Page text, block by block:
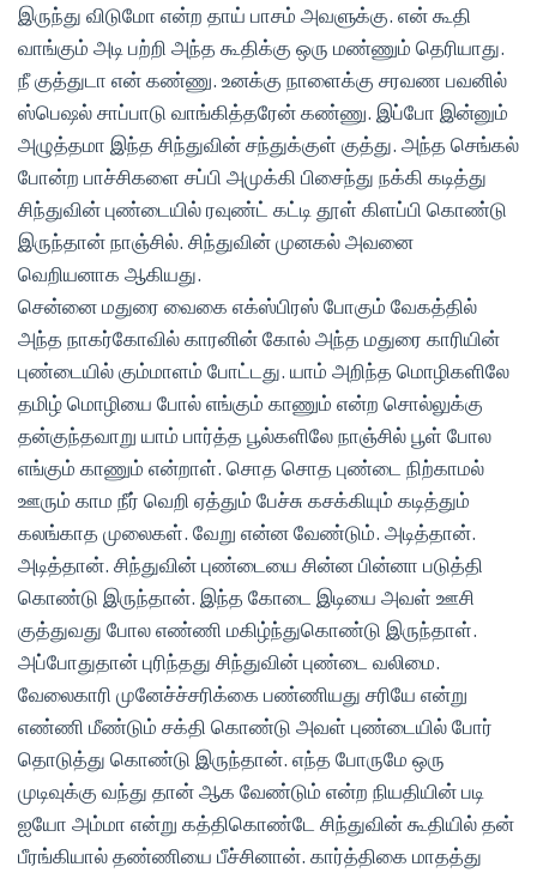
இருந்து விடுமோ என்ற தாய் பாசம் அவளுக்கு. என் கூதி
வாங்கும் அடி பற்றி அந்த கூதிக்கு ஒரு மண்ணும் தெரியாது.
நீ குத்துடா என் கண்ணு. உனக்கு நாளைக்கு சரவண பவனில்
ஸ்பெஷல் சாப்பாடு வாங்கித்தரேன் கண்ணு. இப்போ இன்னும்
அழுத்தமா இந்த சிந்துவின் சந்துக்குள் குத்து. அந்த செங்கல்
போன்ற பாச்சிகளை சப்பி அமுக்கி பிசைந்து நக்கி கடித்து
சிந்துவின் புண்டையில் ரவுண்ட் கட்டி தூள் கிளப்பி கொண்டு
இருந்தான் நாஞ்சில். சிந்துவின் முனகல் அவனை
வெறியனாக ஆகியது.
சென்னை மதுரை வைகை எக்ஸ்பிரஸ் போகும் வேகத்தில்
அந்த நாகர்கோவில் காரனின் கோல் அந்த மதுரை காரியின்
புண்டையில் கும்மாளம் போட்டது. யாம் அறிந்த மொழிகளிலே
தமிழ் மொழியை போல் எங்கும் காணும் என்ற சொல்லுக்கு
தன்குந்தவாறு யாம் பார்த்த பூல்களிலே நாஞ்சில் பூள் போல
எங்கும் காணும் என்றாள். சொத சொத புண்டை நிற்காமல்
ஊரும் காம நீர் வெறி ஏத்தும் பேச்சு கசக்கியும் கடித்தும்
கலங்காத முலைகள். வேறு என்ன வேண்டும். அடித்தான்.
அடித்தான். சிந்துவின் புண்டையை சின்ன பின்னா படுத்தி
கொண்டு இருந்தான். இந்த கோடை இடியை அவள் ஊசி
குத்துவது போல எண்ணி மகிழ்ந்துகொண்டு இருந்தாள்.
அப்போதுதான் புரிந்தது சிந்துவின் புண்டை வலிமை.
வேலைகாரி முனேச்ச்சரிக்கை பண்ணியது சரியே என்று
எண்ணி மீண்டும் சக்தி கொண்டு அவள் புண்டையில் போர்
தொடுத்து கொண்டு இருந்தான். எந்த போருமே ஒரு
முடிவுக்கு வந்து தான் ஆக வேண்டும் என்ற நியதியின் படி
ஐயோ அம்மா என்று கத்திகொண்டே சிந்துவின் கூதியில் தன்
பீரங்கியால் தண்ணியை பீச்சினான். கார்த்திகை மாதத்து